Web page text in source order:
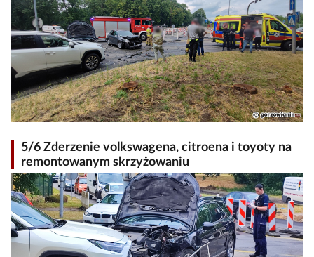
5/6 Zderzenie volkswagena, citroena i toyoty na
remontowanym skrzyżowaniu